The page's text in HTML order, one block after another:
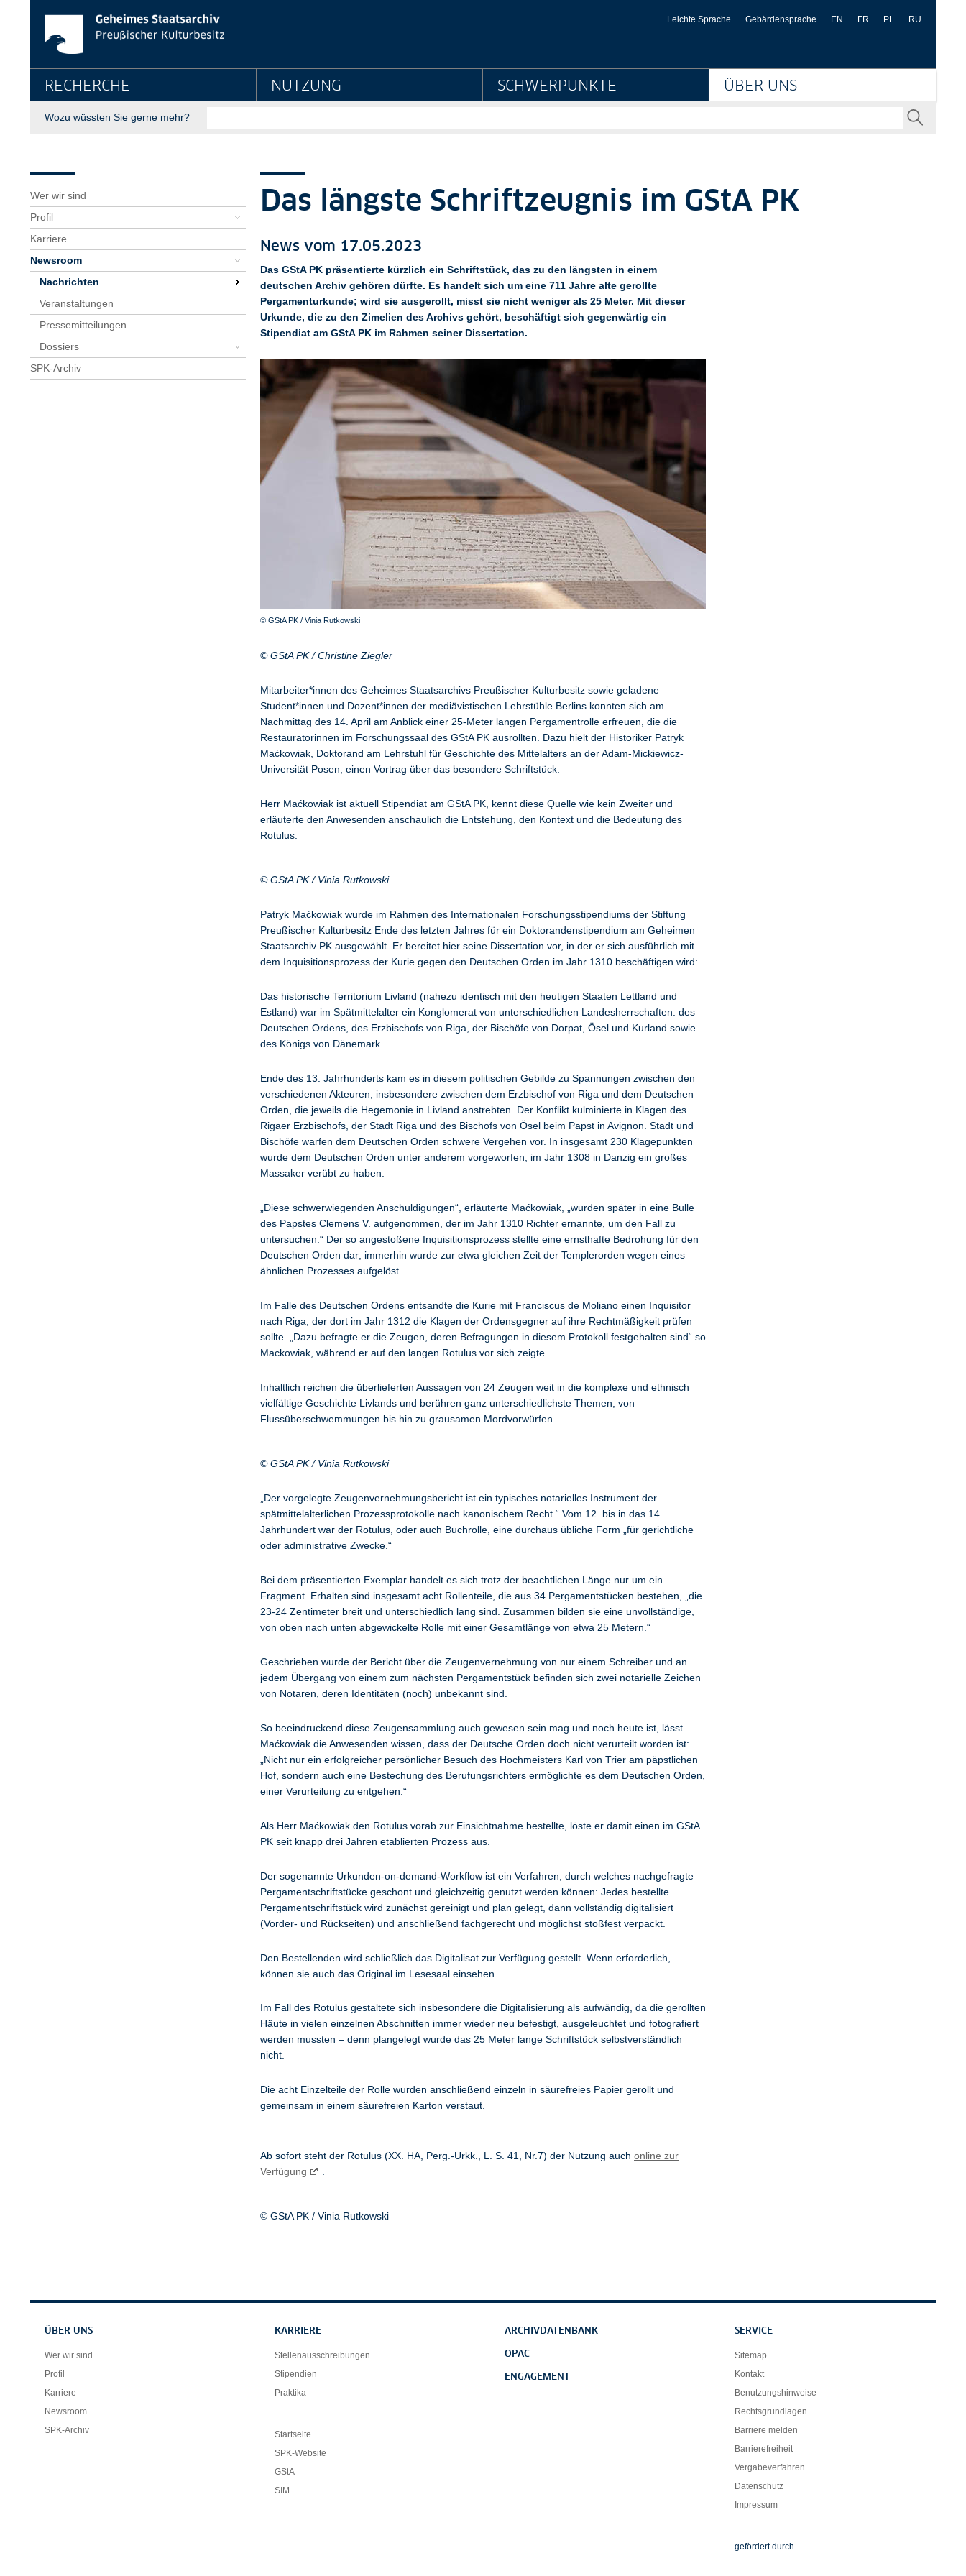
Springe direkt zu:
News-Detailseite - Geheimes Staatsarchiv Preußischer Kulturbesitz
Leichte Sprache Gebärdensprache EN FR PL RU
Hauptnavigation
RECHERCHE NUTZUNG SCHWERPUNKTE ÜBER UNS
Suche
Wozu wüssten Sie gerne mehr?
Wer wir sind
Profil
Karriere
Newsroom
Nachrichten
Veranstaltungen
Pressemitteilungen
Dossiers
SPK-Archiv
Das längste Schriftzeugnis im GStA PK
News vom 17.05.2023
Das GStA PK präsentierte kürzlich ein Schriftstück, das zu den längsten in einem
deutschen Archiv gehören dürfte. Es handelt sich um eine 711 Jahre alte gerollte
Pergamenturkunde; wird sie ausgerollt, misst sie nicht weniger als 25 Meter. Mit dieser
Urkunde, die zu den Zimelien des Archivs gehört, beschäftigt sich gegenwärtig ein
Stipendiat am GStA PK im Rahmen seiner Dissertation.
© GStA PK / Vinia Rutkowski
© GStA PK / Christine Ziegler
Mitarbeiter*innen des Geheimes Staatsarchivs Preußischer Kulturbesitz sowie geladene
Student*innen und Dozent*innen der mediävistischen Lehrstühle Berlins konnten sich am
Nachmittag des 14. April am Anblick einer 25-Meter langen Pergamentrolle erfreuen, die die
Restauratorinnen im Forschungssaal des GStA PK ausrollten. Dazu hielt der Historiker Patryk
Maćkowiak, Doktorand am Lehrstuhl für Geschichte des Mittelalters an der Adam-Mickiewicz-
Universität Posen, einen Vortrag über das besondere Schriftstück.
Herr Maćkowiak ist aktuell Stipendiat am GStA PK, kennt diese Quelle wie kein Zweiter und
erläuterte den Anwesenden anschaulich die Entstehung, den Kontext und die Bedeutung des
Rotulus.
© GStA PK / Vinia Rutkowski
Patryk Maćkowiak wurde im Rahmen des Internationalen Forschungsstipendiums der Stiftung
Preußischer Kulturbesitz Ende des letzten Jahres für ein Doktorandenstipendium am Geheimen
Staatsarchiv PK ausgewählt. Er bereitet hier seine Dissertation vor, in der er sich ausführlich mit
dem Inquisitionsprozess der Kurie gegen den Deutschen Orden im Jahr 1310 beschäftigen wird:
Das historische Territorium Livland (nahezu identisch mit den heutigen Staaten Lettland und
Estland) war im Spätmittelalter ein Konglomerat von unterschiedlichen Landesherrschaften: des
Deutschen Ordens, des Erzbischofs von Riga, der Bischöfe von Dorpat, Ösel und Kurland sowie
des Königs von Dänemark.
Ende des 13. Jahrhunderts kam es in diesem politischen Gebilde zu Spannungen zwischen den
verschiedenen Akteuren, insbesondere zwischen dem Erzbischof von Riga und dem Deutschen
Orden, die jeweils die Hegemonie in Livland anstrebten. Der Konflikt kulminierte in Klagen des
Rigaer Erzbischofs, der Stadt Riga und des Bischofs von Ösel beim Papst in Avignon. Stadt und
Bischöfe warfen dem Deutschen Orden schwere Vergehen vor. In insgesamt 230 Klagepunkten
wurde dem Deutschen Orden unter anderem vorgeworfen, im Jahr 1308 in Danzig ein großes
Massaker verübt zu haben.
„Diese schwerwiegenden Anschuldigungen“, erläuterte Maćkowiak, „wurden später in eine Bulle
des Papstes Clemens V. aufgenommen, der im Jahr 1310 Richter ernannte, um den Fall zu
untersuchen.“ Der so angestoßene Inquisitionsprozess stellte eine ernsthafte Bedrohung für den
Deutschen Orden dar; immerhin wurde zur etwa gleichen Zeit der Templerorden wegen eines
ähnlichen Prozesses aufgelöst.
Im Falle des Deutschen Ordens entsandte die Kurie mit Franciscus de Moliano einen Inquisitor
nach Riga, der dort im Jahr 1312 die Klagen der Ordensgegner auf ihre Rechtmäßigkeit prüfen
sollte. „Dazu befragte er die Zeugen, deren Befragungen in diesem Protokoll festgehalten sind“ so
Mackowiak, während er auf den langen Rotulus vor sich zeigte.
Inhaltlich reichen die überlieferten Aussagen von 24 Zeugen weit in die komplexe und ethnisch
vielfältige Geschichte Livlands und berühren ganz unterschiedlichste Themen; von
Flussüberschwemmungen bis hin zu grausamen Mordvorwürfen.
© GStA PK / Vinia Rutkowski
„Der vorgelegte Zeugenvernehmungsbericht ist ein typisches notarielles Instrument der
spätmittelalterlichen Prozessprotokolle nach kanonischem Recht.“ Vom 12. bis in das 14.
Jahrhundert war der Rotulus, oder auch Buchrolle, eine durchaus übliche Form „für gerichtliche
oder administrative Zwecke.“
Bei dem präsentierten Exemplar handelt es sich trotz der beachtlichen Länge nur um ein
Fragment. Erhalten sind insgesamt acht Rollenteile, die aus 34 Pergamentstücken bestehen, „die
23-24 Zentimeter breit und unterschiedlich lang sind. Zusammen bilden sie eine unvollständige,
von oben nach unten abgewickelte Rolle mit einer Gesamtlänge von etwa 25 Metern.“
Geschrieben wurde der Bericht über die Zeugenvernehmung von nur einem Schreiber und an
jedem Übergang von einem zum nächsten Pergamentstück befinden sich zwei notarielle Zeichen
von Notaren, deren Identitäten (noch) unbekannt sind.
So beeindruckend diese Zeugensammlung auch gewesen sein mag und noch heute ist, lässt
Maćkowiak die Anwesenden wissen, dass der Deutsche Orden doch nicht verurteilt worden ist:
„Nicht nur ein erfolgreicher persönlicher Besuch des Hochmeisters Karl von Trier am päpstlichen
Hof, sondern auch eine Bestechung des Berufungsrichters ermöglichte es dem Deutschen Orden,
einer Verurteilung zu entgehen.“
Als Herr Maćkowiak den Rotulus vorab zur Einsichtnahme bestellte, löste er damit einen im GStA
PK seit knapp drei Jahren etablierten Prozess aus.
Der sogenannte Urkunden-on-demand-Workflow ist ein Verfahren, durch welches nachgefragte
Pergamentschriftstücke geschont und gleichzeitig genutzt werden können: Jedes bestellte
Pergamentschriftstück wird zunächst gereinigt und plan gelegt, dann vollständig digitalisiert
(Vorder- und Rückseiten) und anschließend fachgerecht und möglichst stoßfest verpackt.
Den Bestellenden wird schließlich das Digitalisat zur Verfügung gestellt. Wenn erforderlich,
können sie auch das Original im Lesesaal einsehen.
Im Fall des Rotulus gestaltete sich insbesondere die Digitalisierung als aufwändig, da die gerollten
Häute in vielen einzelnen Abschnitten immer wieder neu befestigt, ausgeleuchtet und fotografiert
werden mussten – denn plangelegt wurde das 25 Meter lange Schriftstück selbstverständlich
nicht.
Die acht Einzelteile der Rolle wurden anschließend einzeln in säurefreies Papier gerollt und
gemeinsam in einem säurefreien Karton verstaut.
Ab sofort steht der Rotulus (XX. HA, Perg.-Urkk., L. S. 41, Nr.7) der Nutzung auch online zur
Verfügung
.
© GStA PK / Vinia Rutkowski
Servicenavigation
ÜBER UNS
Wer wir sind
Profil
Karriere
Newsroom
SPK-Archiv
KARRIERE
Stellenausschreibungen
Stipendien
Praktika
Startseite
SPK-Website
GStA
SIM
ARCHIVDATENBANK
OPAC
ENGAGEMENT
SERVICE
Sitemap
Kontakt
Benutzungshinweise
Rechtsgrundlagen
Barriere melden
Barrierefreiheit
Vergabeverfahren
Datenschutz
Impressum
gefördert durch